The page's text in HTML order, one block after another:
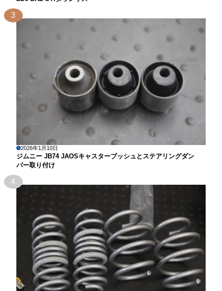
3
2026年1月10日
ジムニー JB74 JAOSキャスターブッシュとステアリングダン
パー取り付け
4